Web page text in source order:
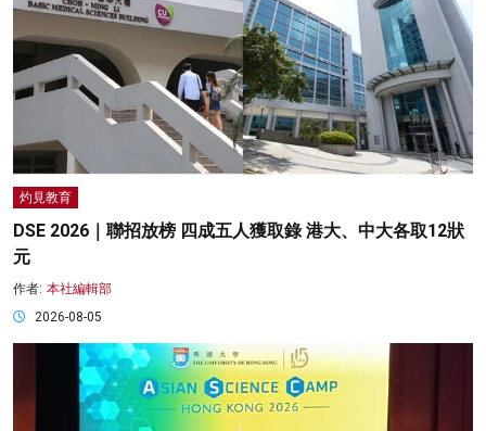
灼見教育
DSE 2026｜聯招放榜 四成五人獲取錄 港大、中大各取12狀
元
作者: 本社編輯部
2026-08-05